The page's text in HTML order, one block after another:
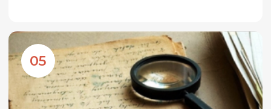
ПАРТНЕРСТВО